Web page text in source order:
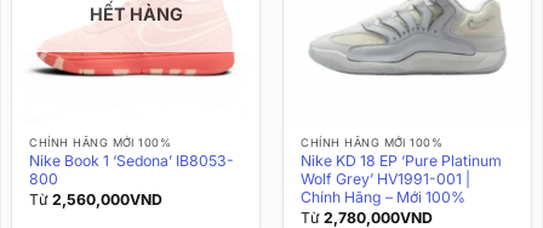
HẾT HÀNG
CHÍNH HÃNG MỚI 100%
Nike Book 1 ‘Sedona’ IB8053-
800
Từ2,560,000VND
CHÍNH HÃNG MỚI 100%
Nike KD 18 EP ‘Pure Platinum
Wolf Grey’ HV1991-001 |
Chính Hãng – Mới 100%
Từ2,780,000VND